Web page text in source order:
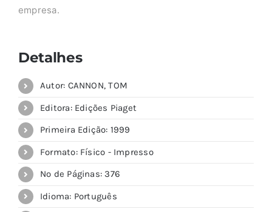
empresa.
Detalhes
Autor: CANNON, TOM
Editora: Edições Piaget
Primeira Edição: 1999
Formato: Físico - Impresso
Nº de Páginas: 376
Idioma: Português